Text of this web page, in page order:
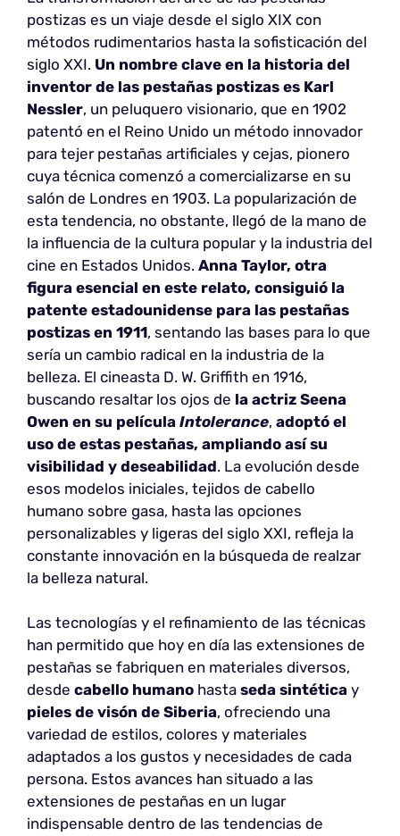
postizas es un viaje desde el siglo XIX con
métodos rudimentarios hasta la sofisticación del
siglo XXI. Un nombre clave en la historia del
inventor de las pestañas postizas es Karl
Nessler, un peluquero visionario, que en 1902
patentó en el Reino Unido un método innovador
para tejer pestañas artificiales y cejas, pionero
cuya técnica comenzó a comercializarse en su
salón de Londres en 1903. La popularización de
esta tendencia, no obstante, llegó de la mano de
la influencia de la cultura popular y la industria del
cine en Estados Unidos. Anna Taylor, otra
figura esencial en este relato, consiguió la
patente estadounidense para las pestañas
postizas en 1911, sentando las bases para lo que
sería un cambio radical en la industria de la
belleza. El cineasta D. W. Griffith en 1916,
buscando resaltar los ojos de la actriz Seena
Owen en su película Intolerance, adoptó el
uso de estas pestañas, ampliando así su
visibilidad y deseabilidad. La evolución desde
esos modelos iniciales, tejidos de cabello
humano sobre gasa, hasta las opciones
personalizables y ligeras del siglo XXI, refleja la
constante innovación en la búsqueda de realzar
la belleza natural.
Las tecnologías y el refinamiento de las técnicas
han permitido que hoy en día las extensiones de
pestañas se fabriquen en materiales diversos,
desde cabello humano hasta seda sintética y
pieles de visón de Siberia, ofreciendo una
variedad de estilos, colores y materiales
adaptados a los gustos y necesidades de cada
persona. Estos avances han situado a las
extensiones de pestañas en un lugar
indispensable dentro de las tendencias de